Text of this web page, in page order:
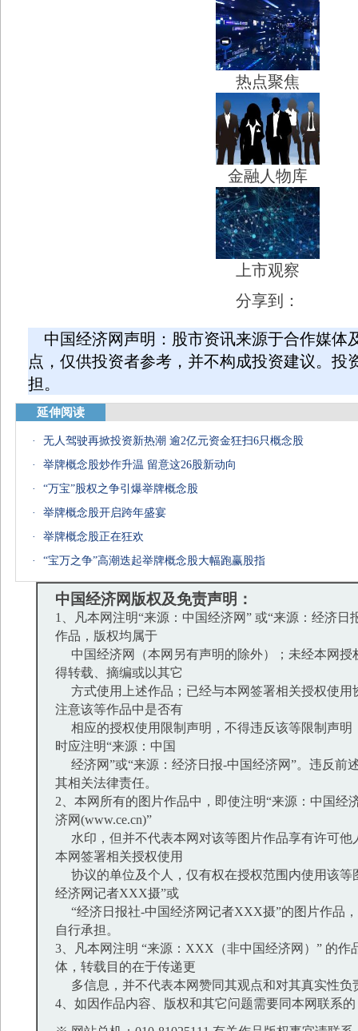
热点聚焦
金融人物库
上市观察
分享到：
中国经济网声明：股市资讯来源于合作媒体
点，仅供投资者参考，并不构成投资建议。投
担。
延伸阅读
·
无人驾驶再掀投资新热潮 逾2亿元资金狂扫6只概念股
·
举牌概念股炒作升温 留意这26股新动向
·
“万宝”股权之争引爆举牌概念股
·
举牌概念股开启跨年盛宴
·
举牌概念股正在狂欢
·
“宝万之争”高潮迭起举牌概念股大幅跑赢股指
中国经济网版权及免责声明：
1、凡本网注明“来源：中国经济网” 或“来源：经济日
作品，版权均属于
中国经济网（本网另有声明的除外）；未经本网授
得转载、摘编或以其它
方式使用上述作品；已经与本网签署相关授权使用
注意该等作品中是否有
相应的授权使用限制声明，不得违反该等限制声明
时应注明“来源：中国
经济网”或“来源：经济日报-中国经济网”。违反前
其相关法律责任。
2、本网所有的图片作品中，即使注明“来源：中国经
济网(www.ce.cn)”
水印，但并不代表本网对该等图片作品享有许可他
本网签署相关授权使用
协议的单位及个人，仅有权在授权范围内使用该等
经济网记者XXX摄”或
“经济日报社-中国经济网记者XXX摄”的图片作品
自行承担。
3、凡本网注明 “来源：XXX（非中国经济网）” 的作
体，转载目的在于传递更
多信息，并不代表本网赞同其观点和对其真实性负
4、如因作品内容、版权和其它问题需要同本网联系